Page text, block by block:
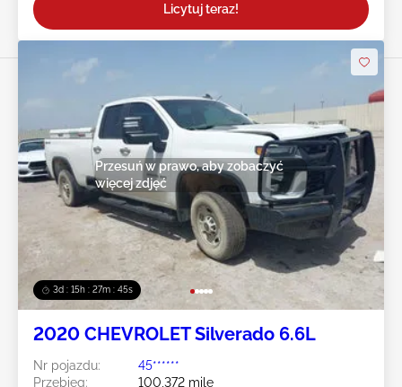
Licytuj teraz!
3d : 15h : 27m : 43s
Przesuń w prawo, aby zobaczyć
więcej zdjęć
2020 CHEVROLET Silverado 6.6L
Nr pojazdu:
45******
Przebieg:
100,372 mile